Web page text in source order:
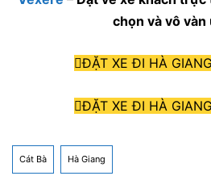
chọn và vô vàn
ĐẶT XE ĐI HÀ
ĐẶT XE ĐI HÀ
Cát Bà Hà Giang